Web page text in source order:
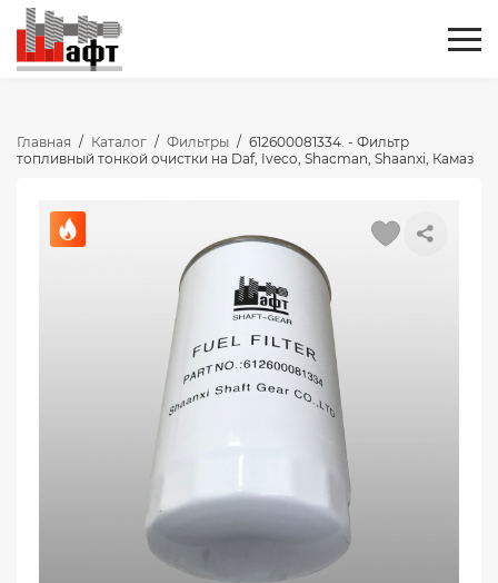
Главная / Каталог / Фильтры / 612600081334. - Фильтр
топливный тонкой очистки на Daf, Iveco, Shacman, Shaanxi, Камаз